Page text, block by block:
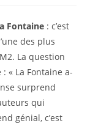
Fontaine : c’est
des plus
La question
« La Fontaine a-
surprend
qui
génial, c’est